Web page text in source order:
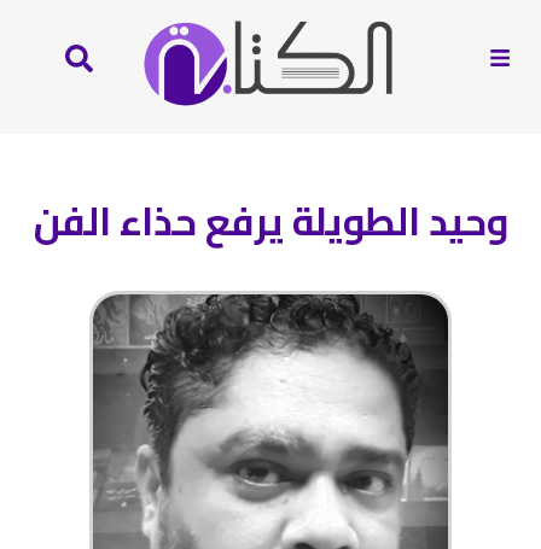
وحيد‭ ‬الطويلة‭ ‬يرفع‭ ‬حذاء‭ ‬الفن‬‬‬‬‬‬‬‬‬‬‬‬‬‬‬‬